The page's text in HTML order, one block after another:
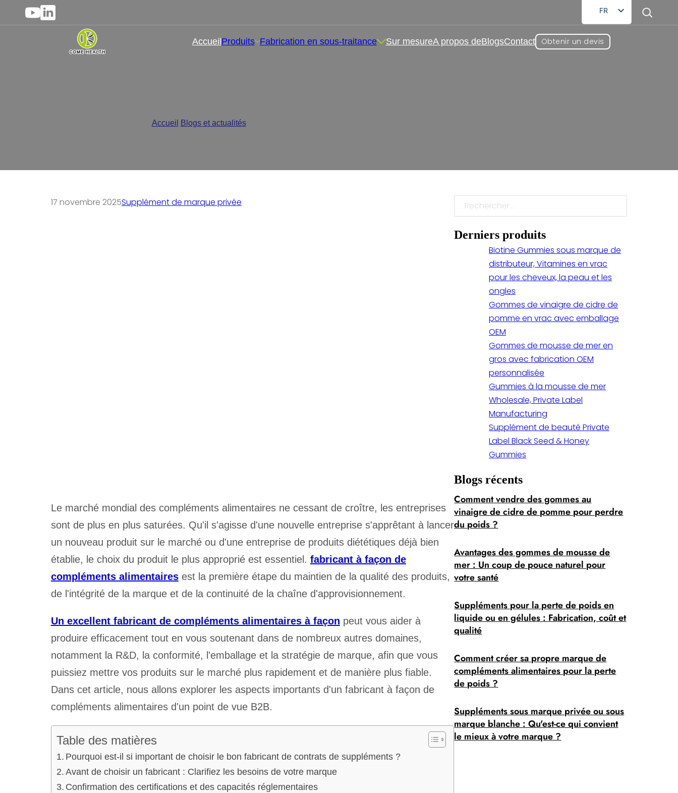
FR
EN
DE
AccueilProduits Fabrication en sous-traitance Sur mesureA propos deBlogsContact Obtenir un devis
Accueil Blogs et actualités/
17 novembre 2025Supplément de marque privée
Le marché mondial des compléments alimentaires ne cessant de croître, les entreprises
sont de plus en plus saturées. Qu'il s'agisse d'une nouvelle entreprise s'apprêtant à lancer
un nouveau produit sur le marché ou d'une entreprise de produits diététiques déjà bien
établie, le choix du produit le plus approprié est essentiel. fabricant à façon de
compléments alimentairesest la première étape du maintien de la qualité des produits,
de l'intégrité de la marque et de la continuité de la chaîne d'approvisionnement.
Un excellent fabricant de compléments alimentaires à façon peut vous aider à
produire efficacement tout en vous soutenant dans de nombreux autres domaines,
notamment la R&D, la conformité, l'emballage et la stratégie de marque, afin que vous
puissiez mettre vos produits sur le marché plus rapidement et de manière plus fiable.
Dans cet article, nous allons explorer les aspects importants d'un fabricant à façon de
compléments alimentaires d'un point de vue B2B.
Table des matières
Pourquoi est-il si important de choisir le bon fabricant de contrats de suppléments ?
Avant de choisir un fabricant : Clarifiez les besoins de votre marque
Confirmation des certifications et des capacités réglementaires
Rechercher
Derniers produits
Biotine Gummies sous marque de
distributeur, Vitamines en vrac
pour les cheveux, la peau et les
ongles
Gommes de vinaigre de cidre de
pomme en vrac avec emballage
OEM
Gommes de mousse de mer en
gros avec fabrication OEM
personnalisée
Gummies à la mousse de mer
Wholesale, Private Label
Manufacturing
Supplément de beauté Private
Label Black Seed & Honey
Gummies
Blogs récents
Comment vendre des gommes au
vinaigre de cidre de pomme pour perdre
du poids ?
Avantages des gommes de mousse de
mer : Un coup de pouce naturel pour
votre santé
Suppléments pour la perte de poids en
liquide ou en gélules : Fabrication, coût et
qualité
Comment créer sa propre marque de
compléments alimentaires pour la perte
de poids ?
Suppléments sous marque privée ou sous
marque blanche : Qu'est-ce qui convient
le mieux à votre marque ?